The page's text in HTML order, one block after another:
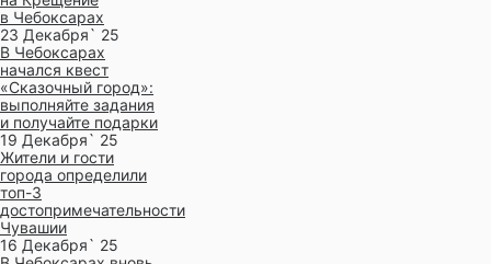
в Чебоксарах
23 Декабря` 25
В Чебоксарах
начался квест
«Сказочный город»:
выполняйте задания
и получайте подарки
19 Декабря` 25
Жители и гости
города определили
топ-3
достопримечательности
Чувашии
16 Декабря` 25